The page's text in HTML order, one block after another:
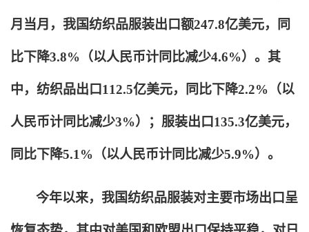
月当月，我国纺织品服装出口额247.8亿美元，同
比下降3.8%（以人民币计同比减少4.6%）。其
中，纺织品出口112.5亿美元，同比下降2.2%（以
人民币计同比减少3%）；服装出口135.3亿美元，
同比下降5.1%（以人民币计同比减少5.9%）。
今年以来，我国纺织品服装对主要市场出口呈